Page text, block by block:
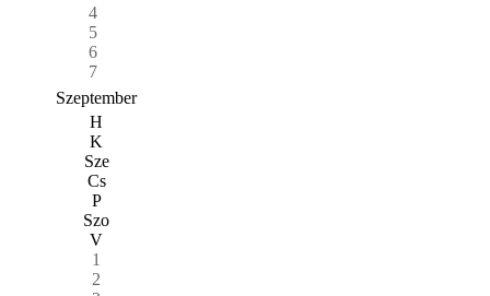
4
5
6
7
Szeptember
H
K
Sze
Cs
P
Szo
V
1
2